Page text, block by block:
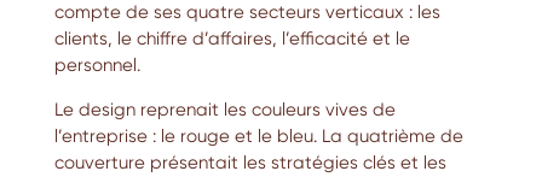
compte de ses quatre secteurs verticaux : les
clients, le chiffre d’affaires, l’efficacité et le
personnel.
Le design reprenait les couleurs vives de
l’entreprise : le rouge et le bleu. La quatrième de
couverture présentait les stratégies clés et les